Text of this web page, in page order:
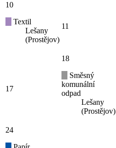
10
Textil
Lešany
(Prostějov)
11
17
18
Směsný
komunální
odpad
Lešany
(Prostějov)
24